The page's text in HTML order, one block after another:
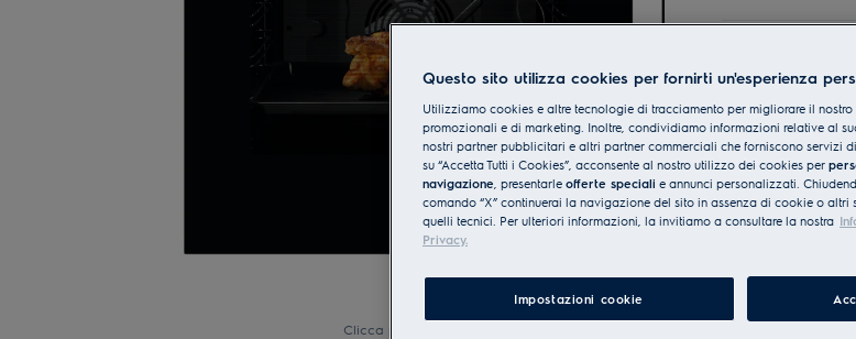
Clicca per ingrandire
Questo sito utilizza cookies per fornirti un'esperienza
Utilizziamo cookies e altre tecnologie di tracciamento per migliorare il
promozionali e di marketing. Inoltre, condividiamo informazioni relative al
nostri partner pubblicitari e altri partner commerciali che forniscono servizi
su “Accetta Tutti i Cookies”, acconsente al nostro utilizzo dei cookies per
navigazione, presentarle offerte speciali e annunci personalizzati.
comando “X” continuerai la navigazione del sito in assenza di cookie o altri
quelli tecnici. Per ulteriori informazioni, la invitiamo a consultare la nostra
Privacy.
Impostazioni cookie